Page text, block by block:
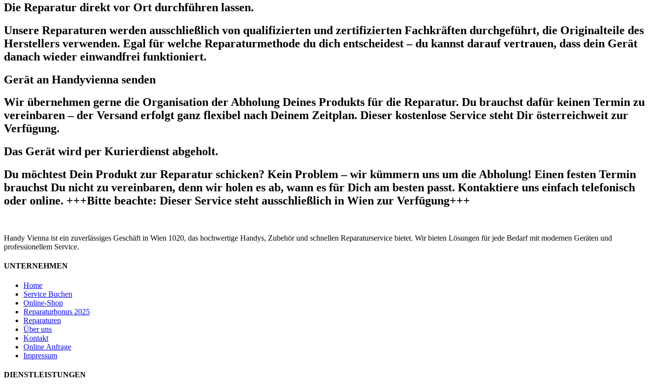
Die Reparatur direkt vor Ort durchführen lassen.
Unsere Reparaturen werden ausschließlich von qualifizierten und zertifizierten Fachkräften durchgeführt, die Originalteile des
Herstellers verwenden. Egal für welche Reparaturmethode du dich entscheidest – du kannst darauf vertrauen, dass dein Gerät
danach wieder einwandfrei funktioniert.
Gerät an Handyvienna senden
Wir übernehmen gerne die Organisation der Abholung Deines Produkts für die Reparatur. Du brauchst dafür keinen Termin zu
vereinbaren – der Versand erfolgt ganz flexibel nach Deinem Zeitplan. Dieser kostenlose Service steht Dir österreichweit zur
Verfügung.
Das Gerät wird per Kurierdienst abgeholt.
Du möchtest Dein Produkt zur Reparatur schicken? Kein Problem – wir kümmern uns um die Abholung! Einen festen Termin
brauchst Du nicht zu vereinbaren, denn wir holen es ab, wann es für Dich am besten passt. Kontaktiere uns einfach telefonisch
oder online. +++Bitte beachte: Dieser Service steht ausschließlich in Wien zur Verfügung+++
Handy Vienna ist ein zuverlässiges Geschäft in Wien 1020, das hochwertige Handys, Zubehör und schnellen Reparaturservice bietet. Wir bieten Lösungen für jede Bedarf mit modernen Geräten und
professionellem Service.
UNTERNEHMEN
Home
Service Buchen
Online-Shop
Reparaturbonus 2025
Reparaturen
Über uns
Kontakt
Online Anfrage
Impressum
DIENSTLEISTUNGEN